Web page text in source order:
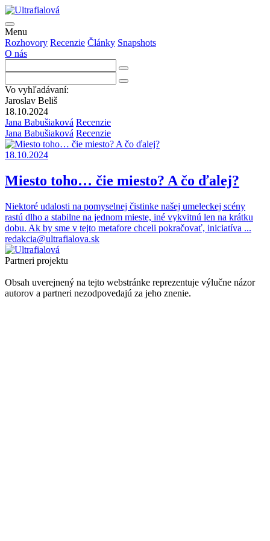
Menu
Rozhovory Recenzie Články Snapshots
O nás
Vo vyhľadávaní:
Jaroslav Beliš
18.10.2024
Jana Babušiaková Recenzie
Jana Babušiaková Recenzie
18.10.2024
Miesto toho… čie miesto? A čo ďalej?
Niektoré udalosti na pomyselnej čistinke našej umeleckej scény
rastú dlho a stabilne na jednom mieste, iné vykvitnú len na krátku
dobu. Ak by sme v tejto metafore chceli pokračovať, iniciatíva ...
redakcia@ultrafialova.sk
Partneri projektu
Obsah uverejnený na tejto webstránke reprezentuje výlučne názor
autorov a partneri nezodpovedajú za jeho znenie.